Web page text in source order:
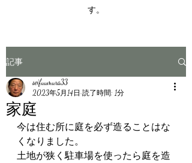
す。
記事
家庭
seifuumura33
2023年5月14日 読了時間: 1分
今は住む所に庭を必ず造ることはな
くなりました。
土地が狭く駐車場を使ったら庭を造